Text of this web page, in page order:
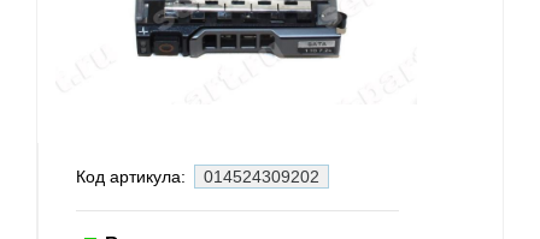
Код артикула: 014524309202